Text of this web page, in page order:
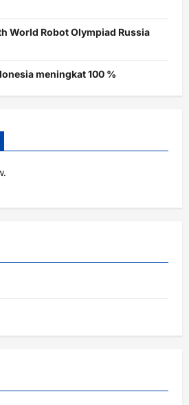
World Robot Olympiad Russia
meningkat 100 %